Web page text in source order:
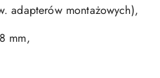
adapterów montażowych),
mm,